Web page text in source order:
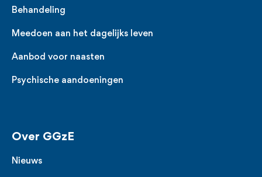
Behandeling
Meedoen aan het dagelijks leven
Aanbod voor naasten
Psychische aandoeningen
Over GGzE
Nieuws